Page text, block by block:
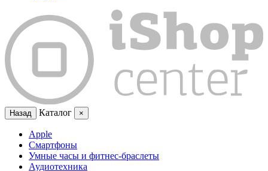
Назад Каталог ×
Apple
Смартфоны
Умные часы и фитнес-браслеты
Аудиотехника